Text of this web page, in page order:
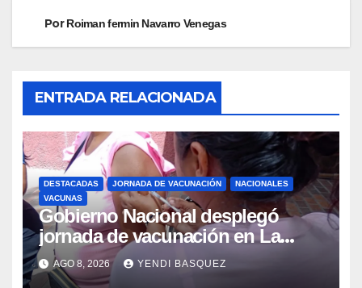
PorRoiman fermin Navarro Venegas
ENTRADA RELACIONADA
DESTACADAS JORNADA DE VACUNACIÓN
NACIONALES
VACUNAS
Gobierno Nacional desplegó
jornada de vacunación en La
Guaira para garantizar protección
epidemiológica
AGO 8, 2026 YENDI BASQUEZ